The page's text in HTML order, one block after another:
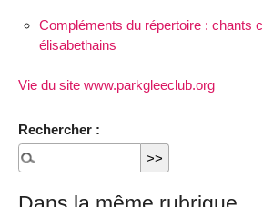
Compléments du répertoire : chants
élisabethains
Vie du site www.parkgleeclub.org
Rechercher :